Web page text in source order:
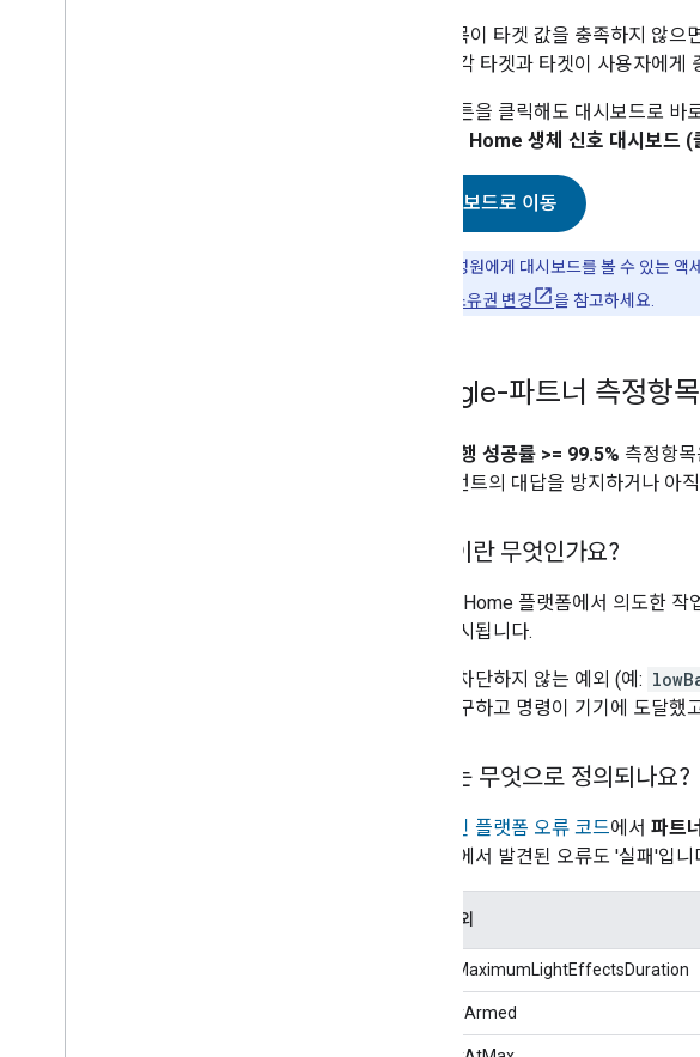
측정항목이 타겟 값을 충족하지 않
정보는 각 타겟과 타겟이 사용자에
다음 버튼을 클릭해도 대시보드로 바
Google Home 생체 신호 대시보드 (
대시보드로 이동
팀 구성원에게 대시보드를 볼 수 있는 액
또는 프로젝트 소유권 변경
을 참고하세요.
Google-파트너 측정항목
질문/실행 성공률 >= 99.5% 측정항
어시스턴트의 대답을 방지하거나 아
'성공'이란 무엇인가요?
Google Home 플랫폼에서 의도한
으로 표시됩니다.
실행을 차단하지 않는 예외 (예:
에도 불구하고 명령이 기기에 도달했
'실패'는 무엇으로 정의되나요?
일반적인 플랫폼 오류 코드에서 파트
에서 발견된 오류도 '실패'입
실패 예외
aboveMaximumLightEffectsDuration
alreadyArmed